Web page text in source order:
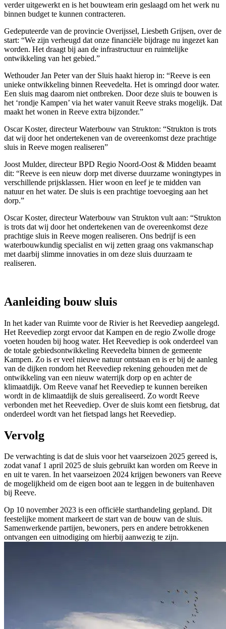
verder uitgewerkt en is het bouwteam erin geslaagd om het werk nu
binnen budget te kunnen contracteren.
Gedeputeerde van de provincie Overijssel, Liesbeth Grijsen, over de
start: “We zijn verheugd dat onze financiële bijdrage nu ingezet kan
worden. Het draagt bij aan de infrastructuur en ruimtelijke
ontwikkeling van het gebied.”
Wethouder Jan Peter van der Sluis haakt hierop in: “Reeve is een
unieke ontwikkeling binnen Reevedelta. Het is omringd door water.
Een sluis mag daarom niet ontbreken. Door deze sluis te bouwen is
het ‘rondje Kampen’ via het water vanuit Reeve straks mogelijk. Dat
maakt het wonen in Reeve extra bijzonder.”
Oscar Koster, directeur Waterbouw van Strukton: “Strukton is trots
dat wij door het ondertekenen van de overeenkomst deze prachtige
sluis in Reeve mogen realiseren”
Joost Mulder, directeur BPD Regio Noord-Oost & Midden beaamt
dit: “Reeve is een nieuw dorp met diverse duurzame woningtypes in
verschillende prijsklassen. Hier woon en leef je te midden van
natuur en het water. De sluis is een prachtige toevoeging aan het
dorp.”
Oscar Koster, directeur Waterbouw van Strukton vult aan: “Strukton
is trots dat wij door het ondertekenen van de overeenkomst deze
prachtige sluis in Reeve mogen realiseren. Ons bedrijf is een
waterbouwkundig specialist en wij zetten graag ons vakmanschap
met daarbij slimme innovaties in om deze sluis duurzaam te
realiseren.
Aanleiding bouw sluis
In het kader van Ruimte voor de Rivier is het Reevediep aangelegd.
Het Reevediep zorgt ervoor dat Kampen en de regio Zwolle droge
voeten houden bij hoog water. Het Reevediep is ook onderdeel van
de totale gebiedsontwikkeling Reevedelta binnen de gemeente
Kampen. Zo is er veel nieuwe natuur ontstaan en is er bij de aanleg
van de dijken rondom het Reevediep rekening gehouden met de
ontwikkeling van een nieuw waterrijk dorp op en achter de
klimaatdijk. Om Reeve vanaf het Reevediep te kunnen bereiken
wordt in de klimaatdijk de sluis gerealiseerd. Zo wordt Reeve
verbonden met het Reevediep. Over de sluis komt een fietsbrug, dat
onderdeel wordt van het fietspad langs het Reevediep.
Vervolg
De verwachting is dat de sluis voor het vaarseizoen 2025 gereed is,
zodat vanaf 1 april 2025 de sluis gebruikt kan worden om Reeve in
en uit te varen. In het vaarseizoen 2024 krijgen bewoners van Reeve
de mogelijkheid om de eigen boot aan te leggen in de buitenhaven
bij Reeve.
Op 10 november 2023 is een officiële starthandeling gepland. Dit
feestelijke moment markeert de start van de bouw van de sluis.
Samenwerkende partijen, bewoners, pers en andere betrokkenen
ontvangen een uitnodiging om hierbij aanwezig te zijn.